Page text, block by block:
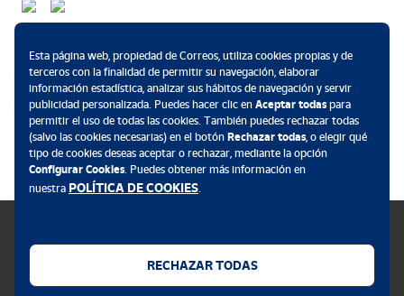
Política de cookies
Esta página web, propiedad de Correos, utiliza cookies propias y de
terceros con la finalidad de permitir su navegación, elaborar
información estadística, analizar sus hábitos de navegación y servir
publicidad personalizada. Puedes hacer clic en Aceptar todaspara
permitir el uso de todas las cookies. También puedes rechazar todas
(salvo las cookies necesarias) en el botón Rechazar todas, o elegir qué
tipo de cookies deseas aceptar o rechazar, mediante la opción
Configurar Cookies. Puedes obtener más información en
nuestra POLÍTICA DE COOKIES.
RECHAZAR TODAS